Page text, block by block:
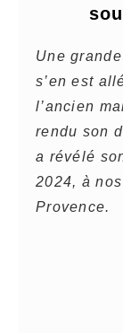
Une
s’en est
l’ancien
rendu son
a révélé
2024, à
Provence.